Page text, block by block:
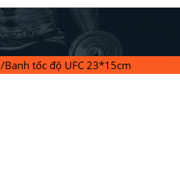
/Banh tốc độ UFC 23*15cm